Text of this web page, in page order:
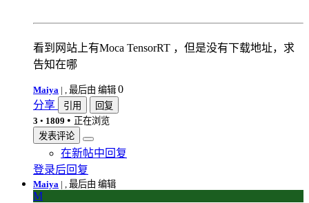
看到网站上有Moca TensorRT ，但是没有下载地址，求
告知在哪
Maiya | , 最后由 编辑 0
分享
引用
回复
3 • 1809 • 正在浏览
发表评论
在新帖中回复
登录后回复
Maiya | , 最后由 编辑
M